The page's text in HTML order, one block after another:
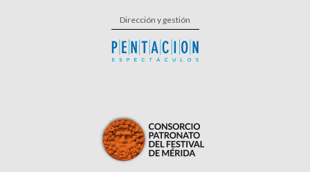
Dirección y gestión